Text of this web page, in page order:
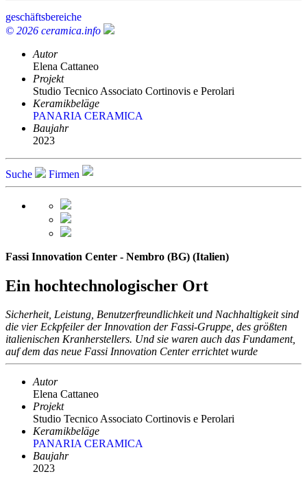
geschäftsbereiche
© 2026 ceramica.info
Autor
Elena Cattaneo
Projekt
Studio Tecnico Associato Cortinovis e Perolari
Keramikbeläge
PANARIA CERAMICA
Baujahr
2023
Suche Firmen
Fassi Innovation Center - Nembro (BG) (Italien)
Ein hochtechnologischer Ort
Sicherheit, Leistung, Benutzerfreundlichkeit und Nachhaltigkeit sind
die vier Eckpfeiler der Innovation der Fassi-Gruppe, des größten
italienischen Kranherstellers. Und sie waren auch das Fundament,
auf dem das neue Fassi Innovation Center errichtet wurde
Autor
Elena Cattaneo
Projekt
Studio Tecnico Associato Cortinovis e Perolari
Keramikbeläge
PANARIA CERAMICA
Baujahr
2023